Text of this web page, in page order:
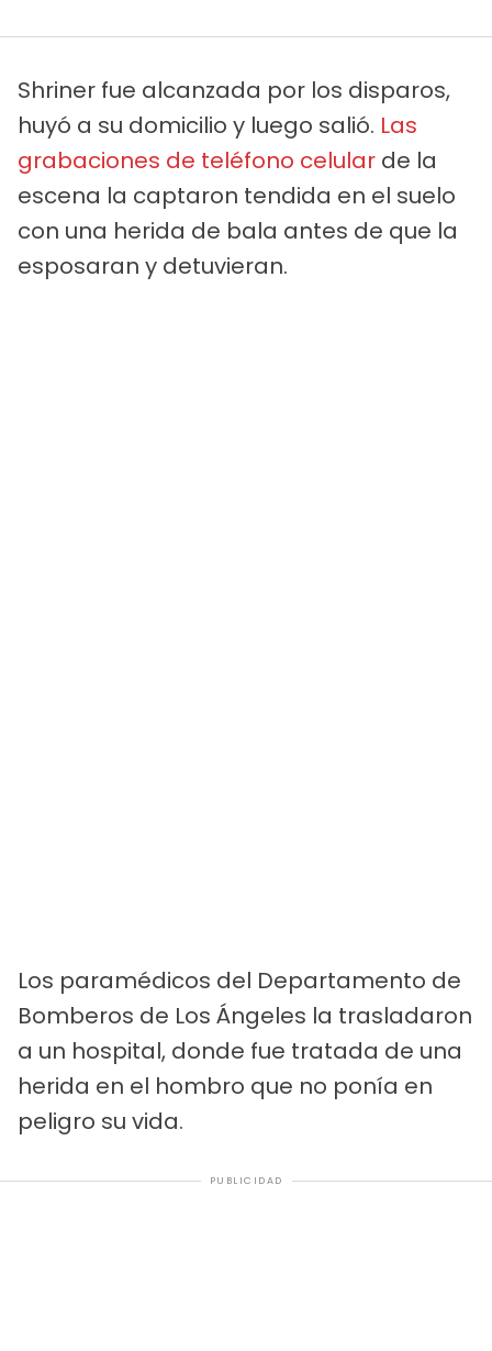
Shriner fue alcanzada por los disparos,
huyó a su domicilio y luego salió. Las
grabaciones de teléfono celular de la
escena la captaron tendida en el suelo
con una herida de bala antes de que la
esposaran y detuvieran.
Los paramédicos del Departamento de
Bomberos de Los Ángeles la trasladaron
a un hospital, donde fue tratada de una
herida en el hombro que no ponía en
peligro su vida.
PUBLICIDAD